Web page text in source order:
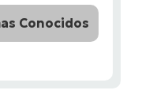
Conocidos